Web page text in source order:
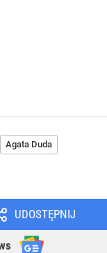
Agata Duda
UDOSTĘPNIJ